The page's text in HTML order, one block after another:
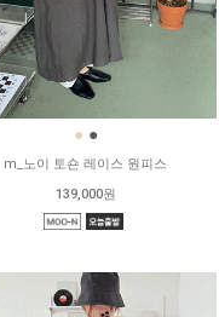
● ●
m_노이 토숀 레이스 원피스
139,000원